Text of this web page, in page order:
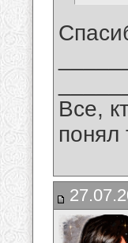
Все,
понял